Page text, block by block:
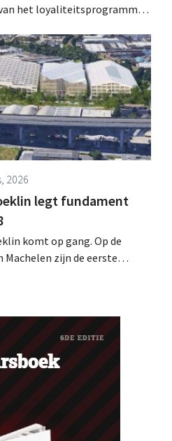
het loyaliteitsprogramma -
actie wilde de discountketen
en tegelijk tonen dat
merkcommunity kan
2026
legt fundament
komt op gang. Op de
zijn de eerste